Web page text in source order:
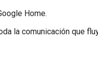
Home.
la comunicación que